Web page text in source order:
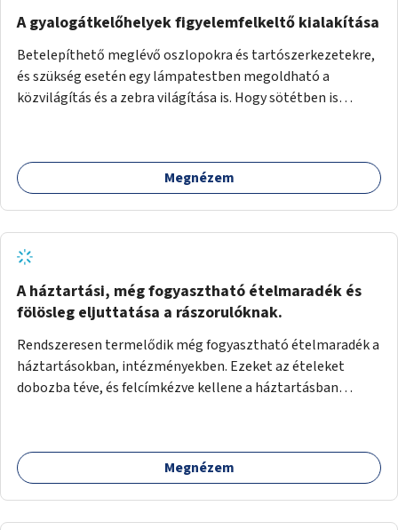
A gyalogátkelőhelyek figyelemfelkeltő kialakítása
Betelepíthető meglévő oszlopokra és tartószerkezetekre,
és szükség esetén egy lámpatestben megoldható a
közvilágítás és a zebra világítása is. Hogy sötétben is
Megnézem
A háztartási, még fogyasztható ételmaradék és
fölösleg eljuttatása a rászorulóknak.
Rendszeresen termelődik még fogyasztható ételmaradék a
háztartásokban, intézményekben. Ezeket az ételeket
dobozba téve, és felcímkézve kellene a háztartásban
kihelyezés pontos ideje. (A szekrények belső elrendezését,
rekeszeit, beosztását nem tudom, hogy itt kell-e leírni.)
Megnézem